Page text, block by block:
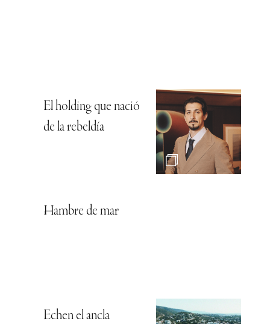
El holding que nació
de la rebeldía
Hambre de mar
Echen el ancla